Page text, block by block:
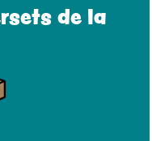
de la